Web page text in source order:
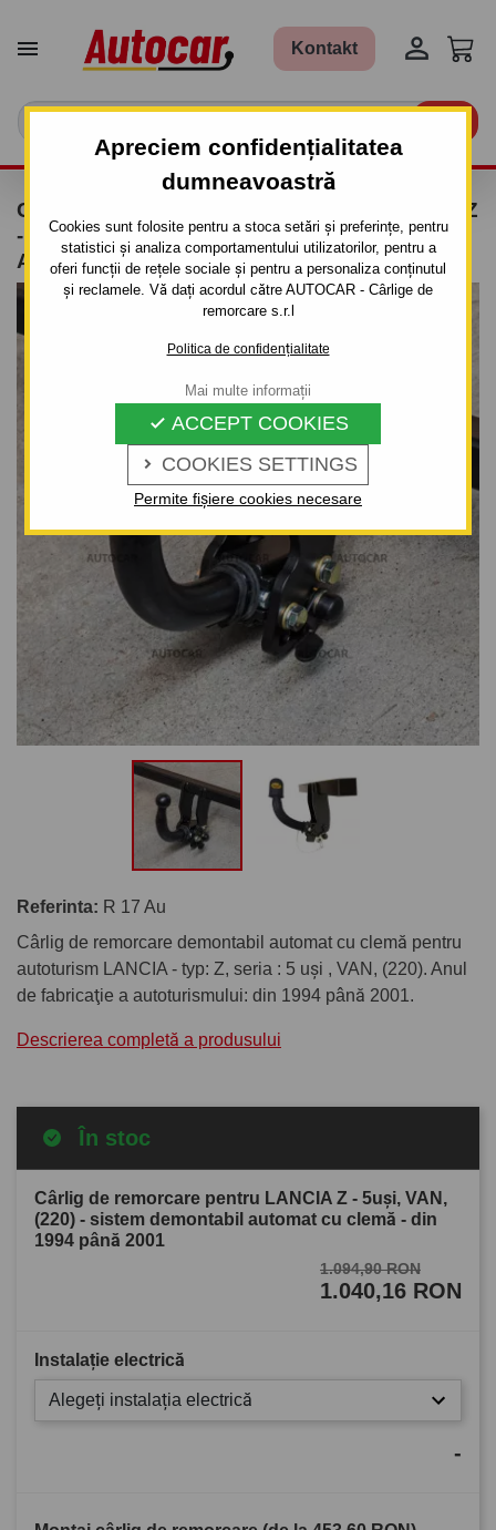
Apreciem confidențialitatea
dumneavoastră
Cookies sunt folosite pentru a stoca setări și preferințe, pentru
statistici și analiza comportamentului utilizatorilor, pentru a
oferi funcții de rețele sociale și pentru a personaliza conținutul
și reclamele. Vă dați acordul către AUTOCAR - Cârlige de
remorcare s.r.l
Politica de confidențialitate
 COOKIES SETTINGS
 ACCEPT COOKIES
Permite fișiere cookies necesare
Mai multe informații
 Kontakt 
CÂRLIG DE REMORCARE PENTRU LANCIA Z
- 5UŞI, VAN, (220) - SISTEM DEMONTABIL
AUTOMAT CU CLEMĂ - DIN 1994 PÂNĂ 2001
Referinta: R 17 Au
Cârlig de remorcare demontabil automat cu clemă pentru
autoturism LANCIA - typ: Z, seria : 5 uşi , VAN, (220). Anul
de fabricaţie a autoturismului: din 1994 până 2001.
Descrierea completă a produsului
În stoc
Cârlig de remorcare pentru LANCIA Z - 5uşi, VAN,
(220) - sistem demontabil automat cu clemă - din
1994 până 2001
1.094,90 RON
1.040,16 RON
Instalație electrică
Alegeți instalația electrică
-